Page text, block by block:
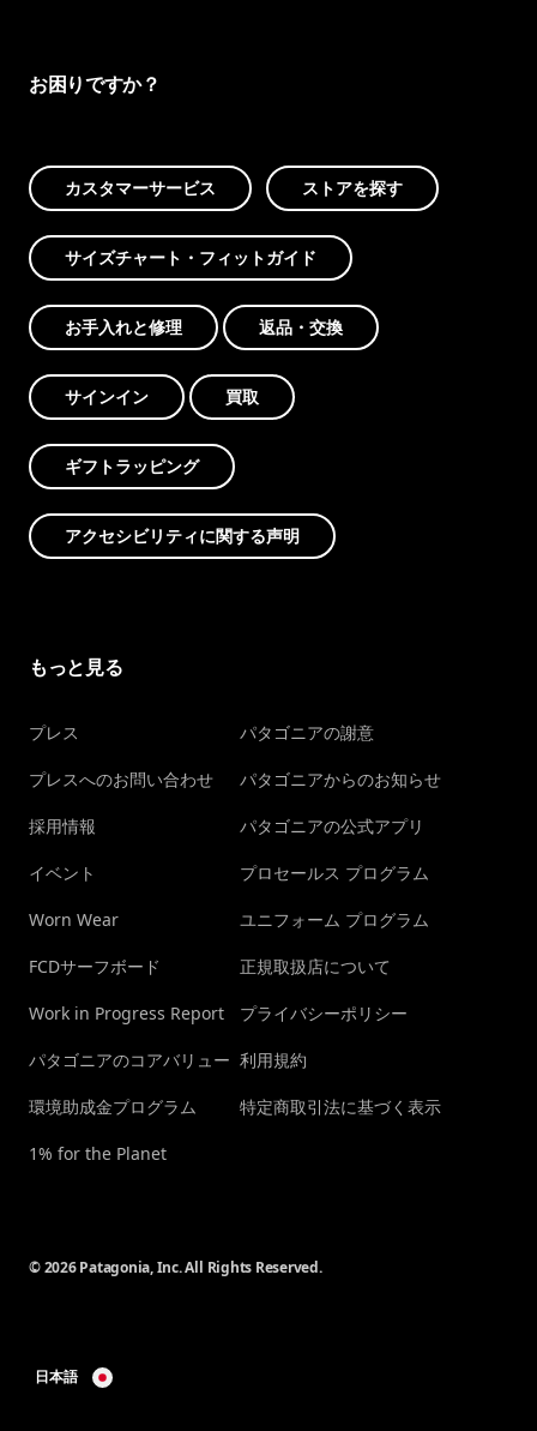
お困りですか？
カスタマーサービス ストアを探す
サイズチャート・フィットガイド
お手入れと修理 返品・交換
サインイン 買取
ギフトラッピング
アクセシビリティに関する声明
もっと見る
プレス
プレスへのお問い合わせ
採用情報
イベント
Worn Wear
FCDサーフボード
Work in Progress Report
パタゴニアのコアバリュー
環境助成金プログラム
1% for the Planet
パタゴニアの謝意
パタゴニアからのお知らせ
パタゴニアの公式アプリ
プロセールス プログラム
ユニフォーム プログラム
正規取扱店について
プライバシーポリシー
利用規約
特定商取引法に基づく表示
© 2026 Patagonia, Inc. All Rights Reserved.
日本語